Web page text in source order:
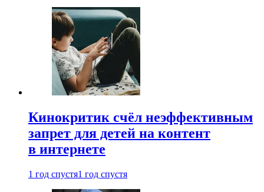
Кинокритик счёл неэффективным
запрет для детей на контент
в интернете
1 год спустя1 год спустя